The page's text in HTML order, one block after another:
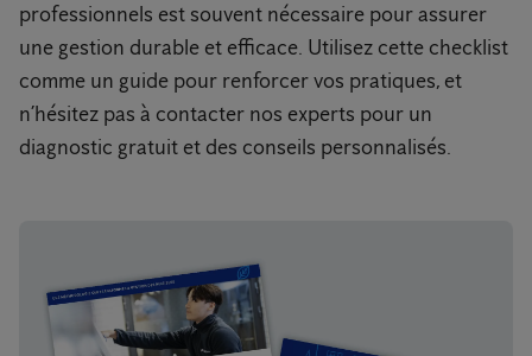
professionnels est souvent nécessaire pour assurer
une gestion durable et efficace. Utilisez cette checklist
comme un guide pour renforcer vos pratiques, et
n’hésitez pas à contacter nos experts pour un
diagnostic gratuit et des conseils personnalisés.